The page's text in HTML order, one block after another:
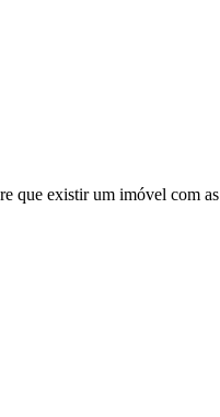
que existir um imóvel com